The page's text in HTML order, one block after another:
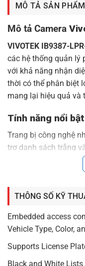
MÔ TẢ SẢN PHẨM
Mô tả Camera
VIVOTEK IB9387-
các hệ thống quản lý
với khả năng nhận
thời có thể phân biệt
mang lại hiệu quả và
Tính năng nổi
Trang bị công nghệ
trợ danh sách trắng
xe. Điều này giúp
kiểm soát ra vào trở
tương thích tích hợp
nâng cao khả năng
Chất lượng hình
WDR Pro
Sử dụng cảm biến
5MP, camera đảm
THÔNG SỐ KỸ
Embedded access
Vehicle Type, Color,
Supports License
Black and White